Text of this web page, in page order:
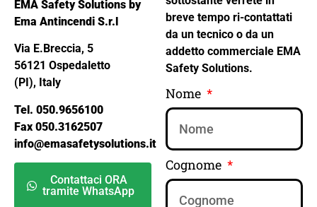
EMA Safety Solutions by
Ema Antincendi S.r.l
Via E.Breccia, 5
56121 Ospedaletto
(PI), Italy
Tel. 050.9656100
Fax 050.3162507
info@emasafetysolutions.it
Contattaci ORA
tramite WhatsApp
breve tempo ri-contattati
da un tecnico o da un
addetto commerciale EMA
Safety Solutions.
Nome
Cognome